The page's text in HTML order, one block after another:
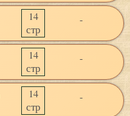
14
стр
-
14
стр
-
14
стр
-